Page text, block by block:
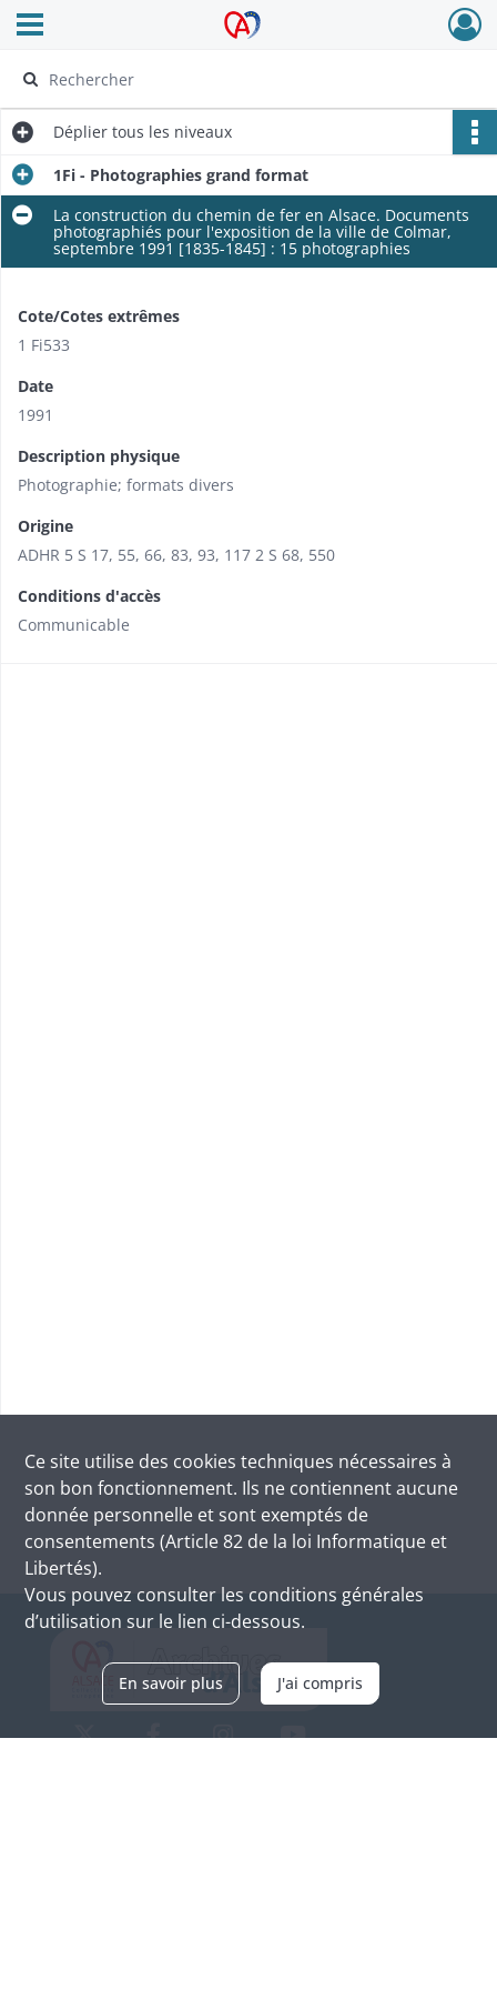
Archives Alsace - Colmar
Ouvrir le menu déroulant
Déplier tous les niveaux
1Fi - Photographies grand format
La construction du chemin de fer en Alsace. Documents
photographiés pour l'exposition de la ville de Colmar,
septembre 1991 [1835-1845] : 15 photographies
Cote/Cotes extrêmes
1 Fi533
Date
1991
Description physique
Photographie; formats divers
Origine
ADHR 5 S 17, 55, 66, 83, 93, 117 2 S 68, 550
Conditions d'accès
Communicable
Ce site utilise des cookies techniques nécessaires à
son bon fonctionnement. Ils ne contiennent aucune
donnée personnelle et sont exemptés de
consentements (Article 82 de la loi Informatique et
Libertés).
Vous pouvez consulter les conditions générales
d’utilisation sur le lien ci-dessous.
En savoir plus J'ai compris